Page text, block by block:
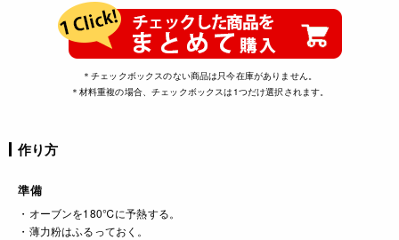
＊チェックボックスのない商品は只今在庫がありません。
＊材料重複の場合、チェックボックスは1つだけ選択されます。
作り方
準備
・オーブンを180℃に予熱する。
・薄力粉はふるっておく。